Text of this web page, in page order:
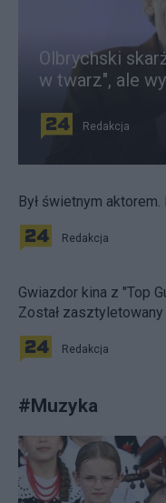
Olbrychski
w twarz", ale
Redakcja
Był świetnym
Redakcja
Gwiazdor kina z "Top
Został zasztyletowany
Redakcja
#Muzyka